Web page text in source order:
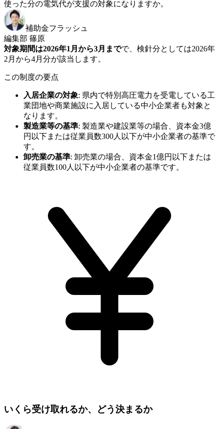
使った分の電気代が支援の対象になりますか。
補助金フラッシュ
編集部 篠原
対象期間は2026年1月から3月までで、検針分としては2026年
2月から4月分が該当します。
この制度の要点
入居企業の対象: 県内で特別高圧電力を受電している工
業団地や商業施設に入居している中小企業者も対象と
なります。
製造業等の基準: 製造業や建設業等の場合、資本金3億
円以下または従業員数300人以下が中小企業者の基準で
す。
卸売業の基準: 卸売業の場合、資本金1億円以下または
従業員数100人以下が中小企業者の基準です。
いくら受け取れるか、どう決まるか